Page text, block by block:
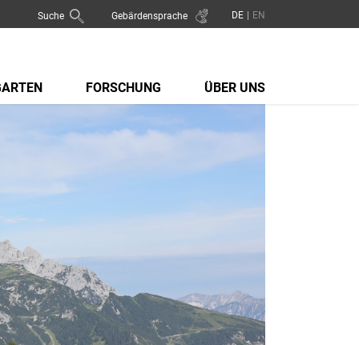
Suche Gebärdensprache
FORSCHUNG ÜBER UNS